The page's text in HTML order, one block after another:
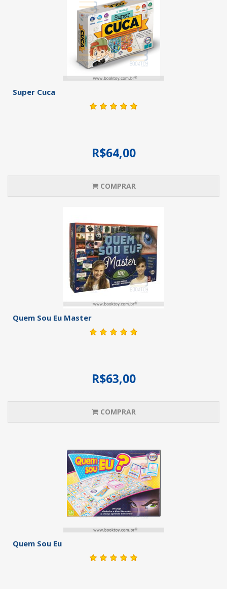
Super Cuca
R$64,00
COMPRAR
Quem Sou Eu Master
R$63,00
COMPRAR
Quem Sou Eu